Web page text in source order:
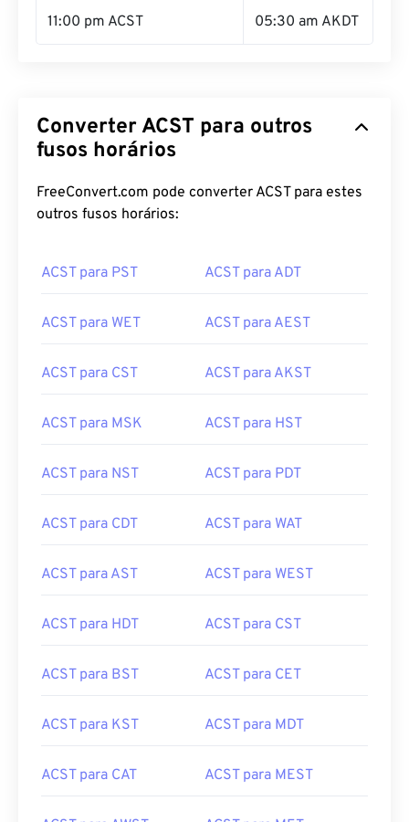
11:00 pm ACST 05:30 am AKDT
Converter ACST para outros
fusos horários
FreeConvert.com pode converter ACST para estes
outros fusos horários:
ACST para PST ACST para ADT
ACST para WET ACST para AEST
ACST para CST ACST para AKST
ACST para MSK ACST para HST
ACST para NST ACST para PDT
ACST para CDT ACST para WAT
ACST para AST ACST para WEST
ACST para HDT ACST para CST
ACST para BST ACST para CET
ACST para KST ACST para MDT
ACST para CAT ACST para MEST